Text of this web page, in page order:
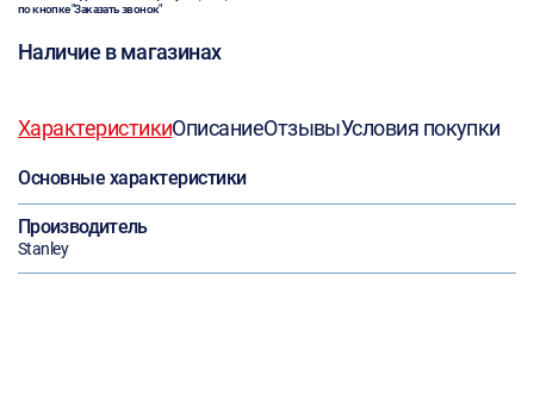
по кнопке "Заказать звонок"
Наличие в магазинах
ХарактеристикиОписаниеОтзывыУсловия покупки
Основные характеристики
Производитель
Stanley